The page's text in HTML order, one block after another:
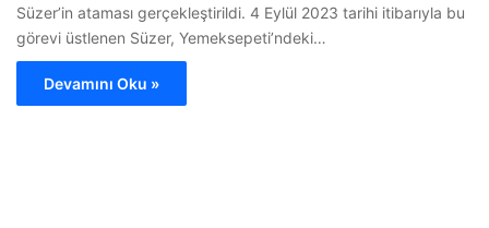
Süzer’in ataması gerçekleştirildi. 4 Eylül 2023 tarihi itibarıyla bu
görevi üstlenen Süzer, Yemeksepeti’ndeki…
Devamını Oku »